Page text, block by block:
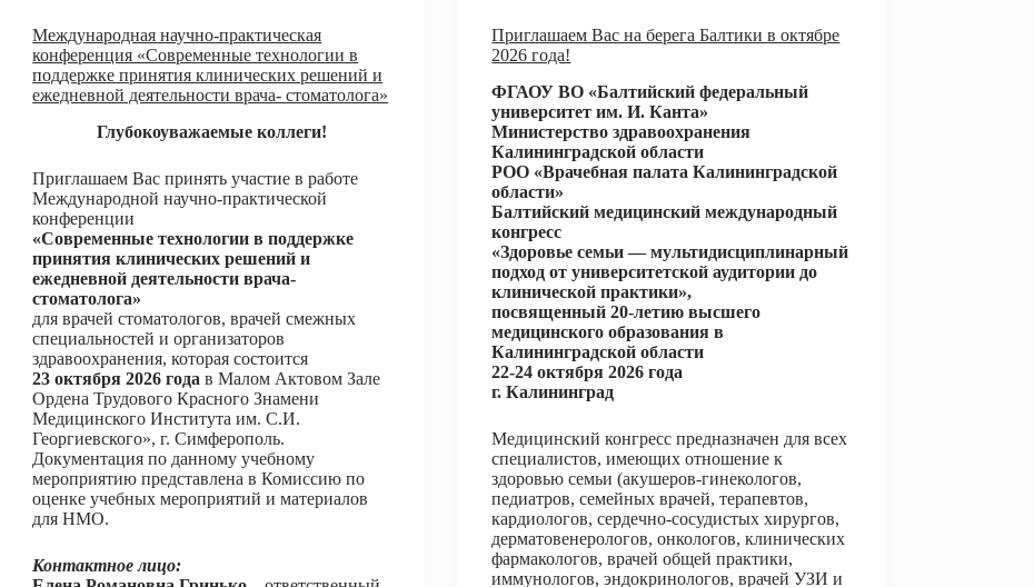
Международная научно-практическая
конференция «Современные технологии в
поддержке принятия клинических решений и
ежедневной деятельности врача- стоматолога»
Глубокоуважаемые коллеги!
Приглашаем Вас принять участие в работе
Международной научно-практической
конференции
«Современные технологии в поддержке
принятия клинических решений и
ежедневной деятельности врача-
стоматолога»
для врачей стоматологов, врачей смежных
специальностей и организаторов
здравоохранения, которая состоится
23 октября 2026 года в Малом Актовом Зале
Ордена Трудового Красного Знамени
Медицинского Института им. С.И.
Георгиевского», г. Симферополь.
Документация по данному учебному
мероприятию представлена в Комиссию по
оценке учебных мероприятий и материалов
для НМО.
Контактное лицо:
Приглашаем Вас на берега Балтики в октябре
2026 года!
ФГАОУ ВО «Балтийский федеральный
университет им. И. Канта»
Министерство здравоохранения
Калининградской области
РОО «Врачебная палата Калининградской
области»
Балтийский медицинский международный
конгресс
«Здоровье семьи — мультидисциплинарный
подход от университетской аудитории до
клинической практики»,
посвященный 20-летию высшего
медицинского образования в
Калининградской области
22-24 октября 2026 года
г. Калининград
Медицинский конгресс предназначен для всех
специалистов, имеющих отношение к
здоровью семьи (акушеров-гинекологов,
педиатров, семейных врачей, терапевтов,
кардиологов, сердечно-сосудистых хирургов,
дерматовенерологов, онкологов, клинических
фармакологов, врачей общей практики,
иммунологов, эндокринологов, врачей УЗИ и